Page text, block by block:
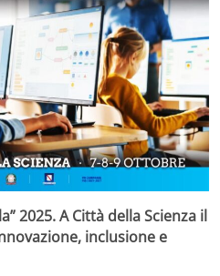
2025. A Città della Scienza il
inclusione e